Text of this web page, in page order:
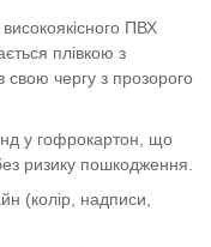
ПВХ
плівкою з
чергу з прозорого
у гофрокартон, що
ризику пошкодження.
(колір, надписи,